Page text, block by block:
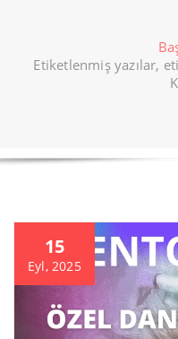
Etiketlenmiş yazılar,
15
Eyl, 2025